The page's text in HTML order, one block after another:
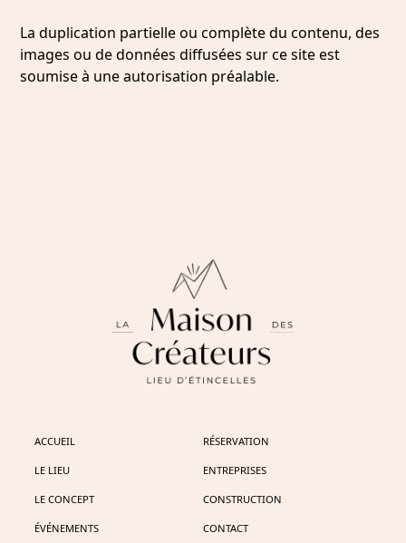
La duplication partielle ou complète du contenu, des
images ou de données diffusées sur ce site est
soumise à une autorisation préalable.
ACCUEIL
LE LIEU
LE CONCEPT
RÉSERVATION
ENTREPRISES
CONSTRUCTION
ÉVÉNEMENTS CONTACT